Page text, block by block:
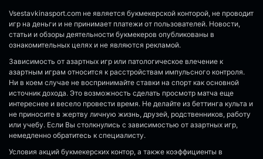
Vsestavkinasport.com не является букмекерской конторой, не проводит
игр на деньги и не принимает платежи от пользователей. Новости,
статьи и обзоры деятельности букмекеров опубликованы в
ознакомительных целях и не являются рекламой.
Зависимость от азартных игр или патологическое влечение к
азартным играм относится к расстройствам импульсного контроля.
Ни в коем случае не воспринимайте ставки на спорт как основной
источник дохода. Это возможность сделать просмотр матча еще
интереснее и весело провести время. Не делайте из беттинга культа и
не приносите в жертву личную жизнь, друзей, родственников, работу
или учебу. Если Вы столкнулись с зависимостью от азартных игр,
немедленно обратитесь к специалисту.
Условия акций букмекерских контор, а также коэффициенты в